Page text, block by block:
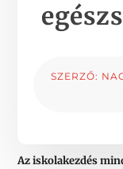
SZERZŐ:
Az iskolakezdés